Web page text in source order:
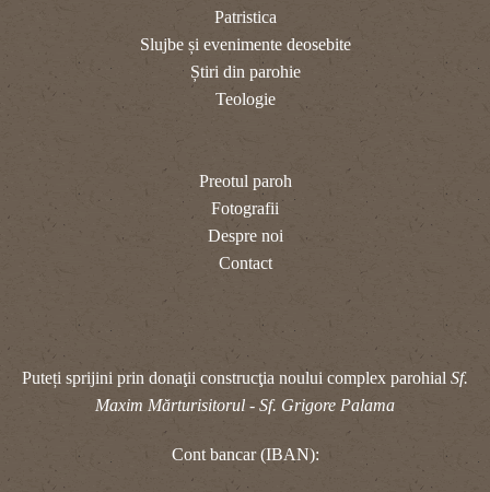
Patristica
Slujbe și evenimente deosebite
Știri din parohie
Teologie
Preotul paroh
Fotografii
Despre noi
Contact
Puteți sprijini prin donaţii construcţia noului complex parohial Sf.
Maxim Mărturisitorul - Sf. Grigore Palama
Cont bancar (IBAN):